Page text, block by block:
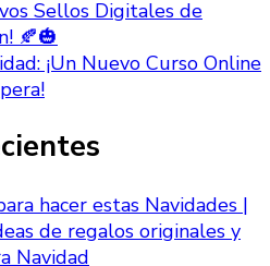
Sellos Digitales de
🍂🎃
¡Un Nuevo Curso Online
hacer estas Navidades |
de regalos originales y
Navidad